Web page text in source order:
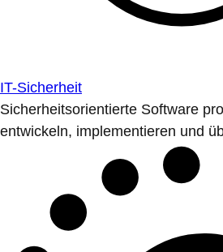
IT-Sicherheit
Sicherheitsorientierte Software
entwickeln, implementieren und